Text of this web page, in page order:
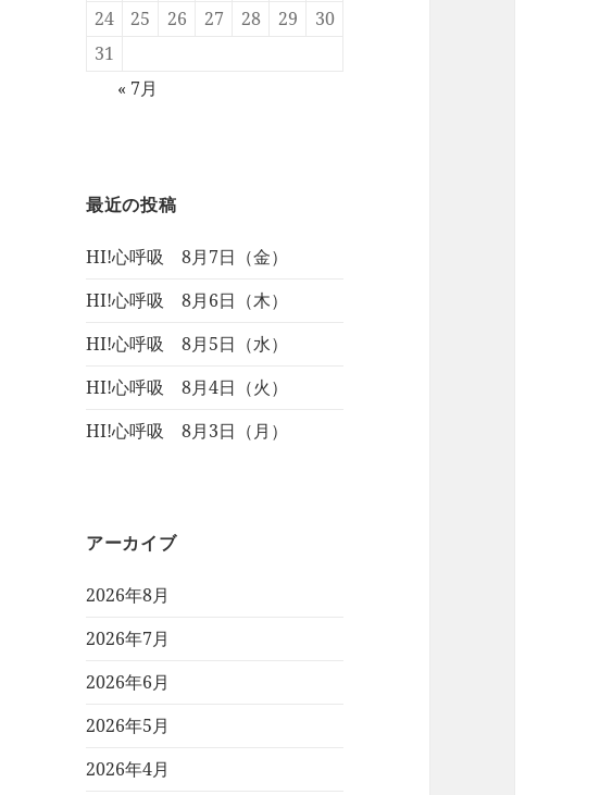
24
25 26 27 28 29
30
31
« 7月
最近の投稿
HI!心呼吸 8月7日（金）
HI!心呼吸 8月6日（木）
HI!心呼吸 8月5日（水）
HI!心呼吸 8月4日（火）
HI!心呼吸 8月3日（月）
アーカイブ
2026年8月
2026年7月
2026年6月
2026年5月
2026年4月